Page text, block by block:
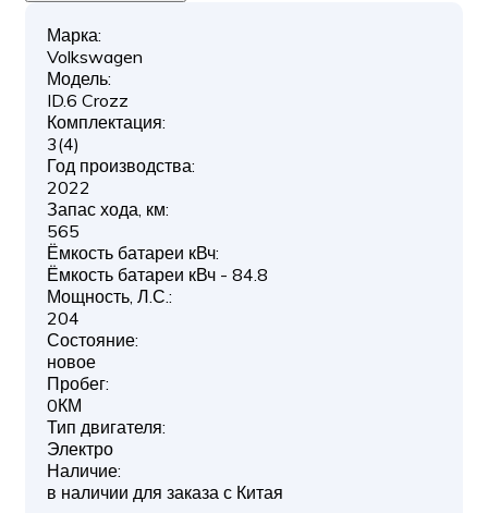
Марка:
Volkswagen
Модель:
ID.6 Crozz
Комплектация:
3(4)
Год производства:
2022
Запас хода, км:
565
Ёмкость батареи кВч:
Ёмкость батареи кВч - 84.8
Мощность, Л.С.:
204
Состояние:
новое
Пробег:
0КМ
Тип двигателя:
Электро
Наличие:
в наличии для заказа с Китая